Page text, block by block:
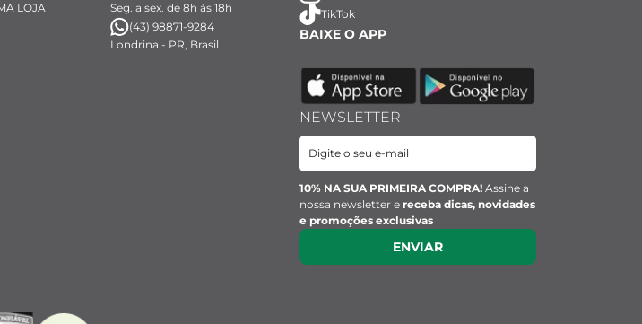
LOJA
Seg. a sex. de 8h às 18h
(43) 98871-9284
Londrina - PR, Brasil
TikTok
BAIXE O APP
NEWSLETTER
10% NA SUA PRIMEIRA COMPRA! Assine a
nossa newsletter e receba dicas, novidades
e promoções exclusivas
ENVIAR